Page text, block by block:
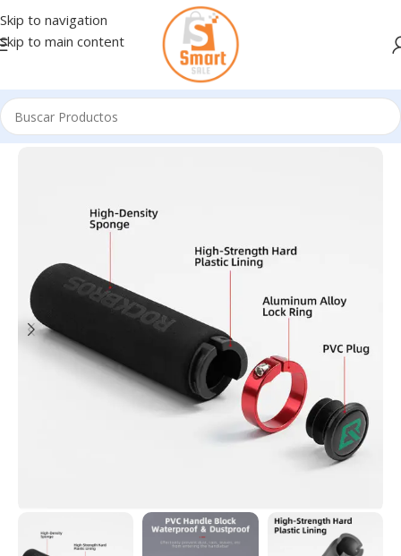
Skip to navigation
Skip to main content
Inicio/Bicicletas - Accesorios/ACCESORIOS